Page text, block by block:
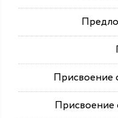
Присвоение
Присвоение